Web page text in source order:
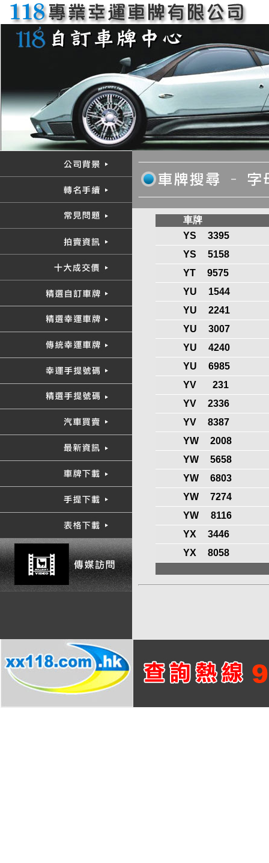
車牌
YS
3395
YS
5158
YT
9575
YU
1544
YU
2241
YU
3007
YU
4240
YU
6985
YV
231
YV
2336
YV
8387
YW
2008
YW
5658
YW
6803
YW
7274
YW
8116
YX
3446
YX
8058